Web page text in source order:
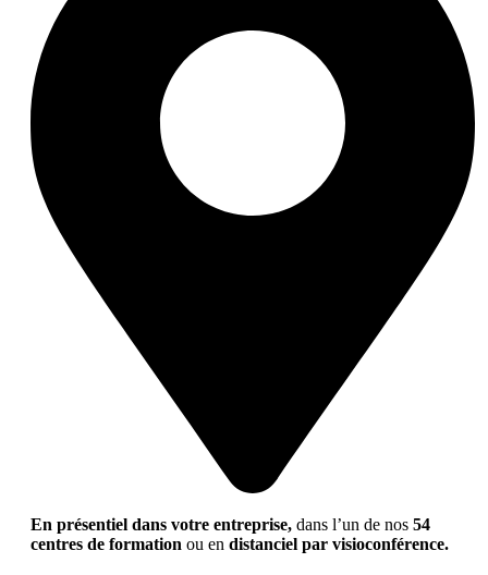
En présentiel dans votre entreprise, dans l’un de nos 54
centres de formation ou en distanciel par visioconférence.